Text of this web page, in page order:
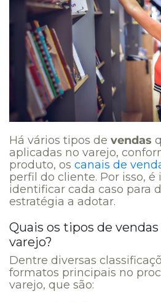
Há vários tipos de vendas
aplicadas no varejo,
produto, os canais de
perfil do cliente. Por isso,
identificar cada caso para
estratégia a adotar.
Quais os tipos de
varejo?
Dentre diversas
formatos principais no
varejo, que são: